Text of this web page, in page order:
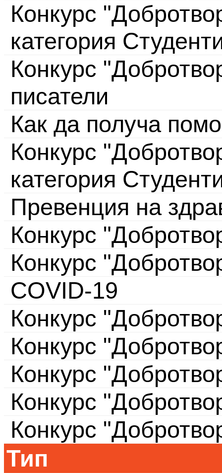
Конкурс
категория
Конкурс
писатели
Как да получа
Конкурс
категория
Превенция на
Конкурс
Конкурс
COVID-19
Конкурс
Конкурс
Конкурс
Конкурс
Конкурс
Тип